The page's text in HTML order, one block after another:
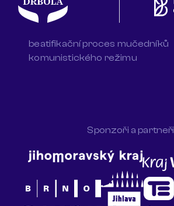
beatifikační proces mučedníků
komunistického režimu
Sponzoři a partneři